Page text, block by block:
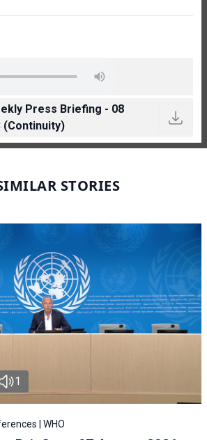
Press Briefing - 08
(Continuity)
STORIES
1
| WHO